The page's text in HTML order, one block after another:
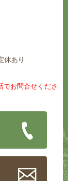
休あり
でお問合せくださ